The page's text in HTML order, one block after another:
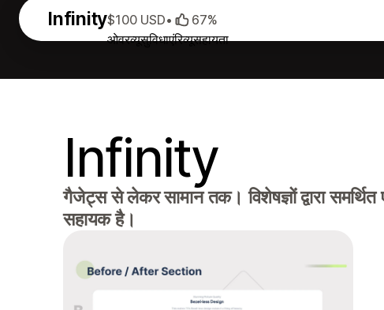
Infinity
ओवरव्यूसुविधाएंरिव्यूसहायता
$100 USD• 67%
Infinity
गैजेट्स से लेकर सामान तक। विशेषज्ञों द्वारा
सहायक है।